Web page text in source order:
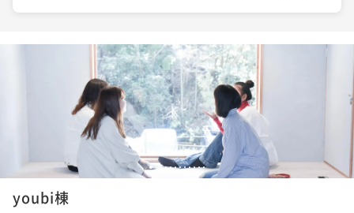
123456789101112
youbi棟